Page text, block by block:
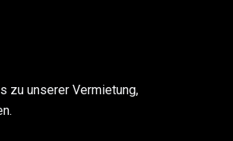
zu unserer Vermietung,